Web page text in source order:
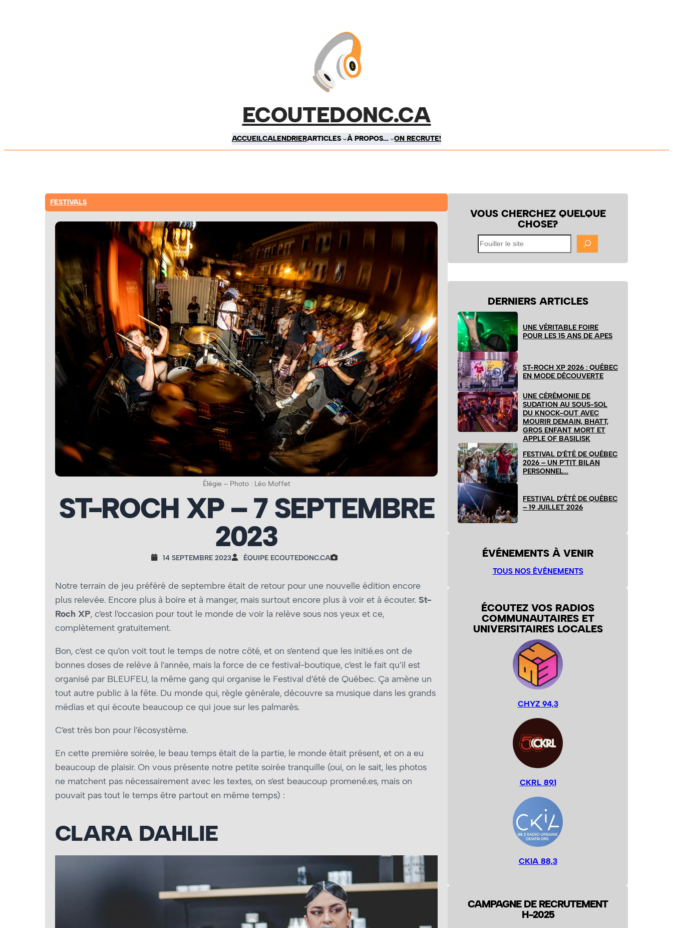
ECOUTEDONC.CA
ACCUEILCALENDRIERARTICLES À PROPOS… ON RECRUTE!
FESTIVALS
Élégie – Photo : Léo Moffet
ST-ROCH XP – 7 SEPTEMBRE
2023
14 SEPTEMBRE 2023 ÉQUIPE ECOUTEDONC.CA
Notre terrain de jeu préféré de septembre était de retour pour une nouvelle édition encore
plus relevée. Encore plus à boire et à manger, mais surtout encore plus à voir et à écouter. St-
Roch XP, c’est l’occasion pour tout le monde de voir la relève sous nos yeux et ce,
complètement gratuitement.
Bon, c’est ce qu’on voit tout le temps de notre côté, et on s’entend que les initié.es ont de
bonnes doses de relève à l’année, mais la force de ce festival-boutique, c’est le fait qu’il est
organisé par BLEUFEU, la même gang qui organise le Festival d’été de Québec. Ça amène un
tout autre public à la fête. Du monde qui, règle générale, découvre sa musique dans les grands
médias et qui écoute beaucoup ce qui joue sur les palmarès.
C’est très bon pour l’écosystème.
En cette première soirée, le beau temps était de la partie, le monde était présent, et on a eu
beaucoup de plaisir. On vous présente notre petite soirée tranquille (oui, on le sait, les photos
ne matchent pas nécessairement avec les textes, on s’est beaucoup promené.es, mais on
pouvait pas tout le temps être partout en même temps) :
CLARA DAHLIE
VOUS CHERCHEZ QUELQUE
CHOSE?
Fouiller
le
site
DERNIERS ARTICLES
UNE VÉRITABLE FOIRE
POUR LES 15 ANS DE APES
ST-ROCH XP 2026 : QUÉBEC
EN MODE DÉCOUVERTE
UNE CÉRÉMONIE DE
SUDATION AU SOUS-SOL
DU KNOCK-OUT AVEC
MOURIR DEMAIN, BHATT,
GROS ENFANT MORT ET
APPLE OF BASILISK
FESTIVAL D’ÉTÉ DE QUÉBEC
2026 – UN P’TIT BILAN
PERSONNEL…
FESTIVAL D’ÉTÉ DE QUÉBEC
– 19 JUILLET 2026
ÉVÉNEMENTS À VENIR
TOUS NOS ÉVÉNEMENTS
ÉCOUTEZ VOS RADIOS
COMMUNAUTAIRES ET
UNIVERSITAIRES LOCALES
CHYZ 94,3
CKRL 89,1
CKIA 88,3
CAMPAGNE DE RECRUTEMENT
H-2025